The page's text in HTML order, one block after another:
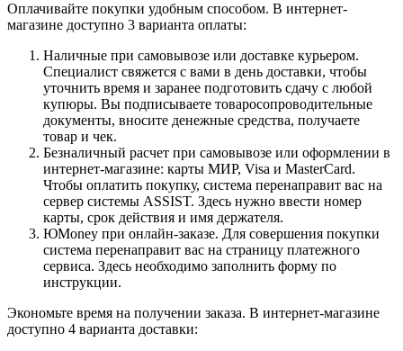
Оплачивайте покупки удобным способом. В интернет-
магазине доступно 3 варианта оплаты:
Наличные при самовывозе или доставке курьером.
Специалист свяжется с вами в день доставки, чтобы
уточнить время и заранее подготовить сдачу с любой
купюры. Вы подписываете товаросопроводительные
документы, вносите денежные средства, получаете
товар и чек.
Безналичный расчет при самовывозе или оформлении в
интернет-магазине: карты МИР, Visa и MasterCard.
Чтобы оплатить покупку, система перенаправит вас на
сервер системы ASSIST. Здесь нужно ввести номер
карты, срок действия и имя держателя.
ЮMoney при онлайн-заказе. Для совершения покупки
система перенаправит вас на страницу платежного
сервиса. Здесь необходимо заполнить форму по
инструкции.
Экономьте время на получении заказа. В интернет-магазине
доступно 4 варианта доставки: